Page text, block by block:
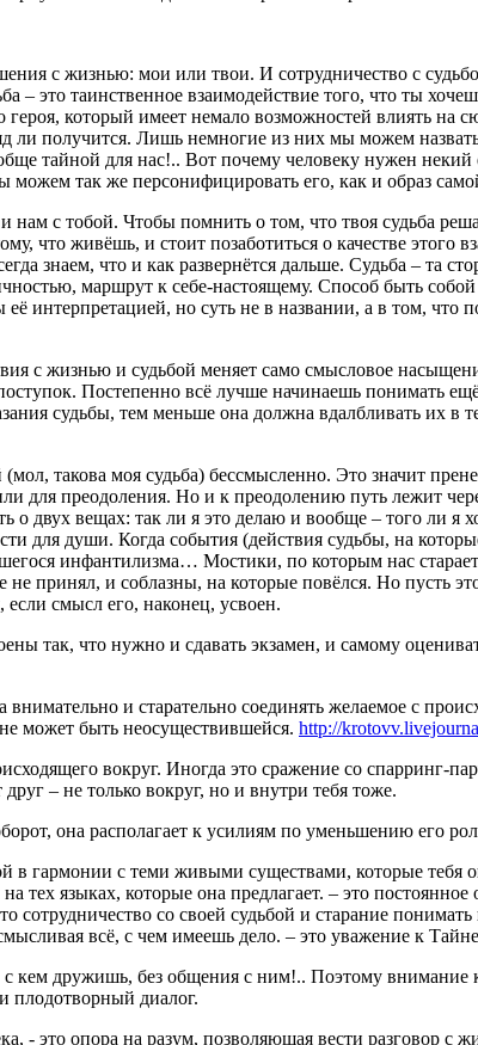
с жизнью: мои или твои. И сотрудничество с
– это таинственное взаимодействие того, что ты
героя, который имеет немало возможностей влиять
ли получится. Лишь немногие из них мы можем
тайной для нас!.. Вот почему человеку нужен
так же персонифицировать его, как и образ
с тобой. Чтобы помнить о том, что твоя судьба
что живёшь, и стоит позаботиться о качестве этого
знаем, что и как развернётся дальше. Судьба – та
маршрут к себе-настоящему. Способ быть
интерпретацией, но суть не в названии, а в том, что
с жизнью и судьбой меняет само смысловое
Постепенно всё лучше начинаешь понимать
судьбы, тем меньше она должна вдалбливать их в
такова моя судьба) бессмысленно. Это значит
для преодоления. Но и к преодолению путь лежит
о двух вещах: так ли я это делаю и вообще – того ли я
для души. Когда события (действия судьбы, на
инфантилизма… Мостики, по которым нас
не принял, и соблазны, на которые повёлся. Но пусть
смысл его, наконец, усвоен.
так, что нужно и сдавать экзамен, и самому
и старательно соединять желаемое с
может быть неосуществившейся. http://
вокруг. Иногда это сражение со спарринг-
– не только вокруг, но и внутри тебя тоже.
она располагает к усилиям по уменьшению его
в гармонии с теми живыми существами, которые тебя
тех языках, которые она предлагает. – это
сотрудничество со своей судьбой и старание
всё, с чем имеешь дело. – это уважение к
кем дружишь, без общения с ним!.. Поэтому внимание
плодотворный диалог.
- это опора на разум, позволяющая вести разговор с